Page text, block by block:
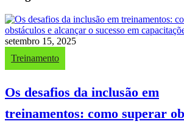
setembro 15, 2025
Treinamento
Os desafios da inclusão em
treinamentos: como superar